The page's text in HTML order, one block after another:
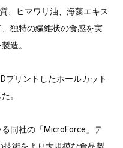
、ヒマワリ油、海藻エキス
独特の繊維状の食感を実
造。
プリントしたホールカット
。
同社の「MicroForce」テ